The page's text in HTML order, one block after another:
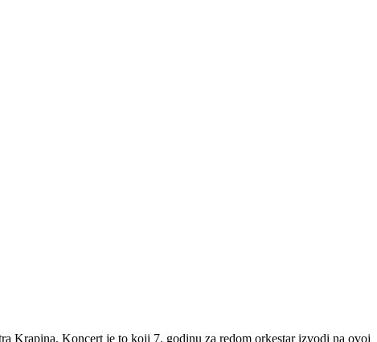
Krapina. Koncert je to koji 7. godinu za redom orkestar izvodi na ovoj